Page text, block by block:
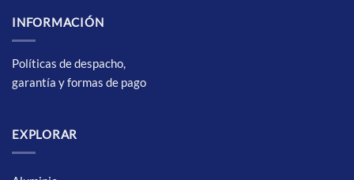
INFORMACIÓN
Políticas de despacho,
garantía y formas de pago
EXPLORAR